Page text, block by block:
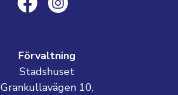
Förvaltning
Stadshuset
Grankullavägen 10,